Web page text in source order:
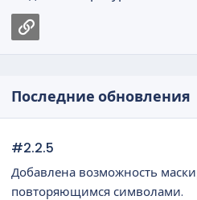
Последние обновления
#2.2.5
Добавлена возможность
повторяющимся символами.